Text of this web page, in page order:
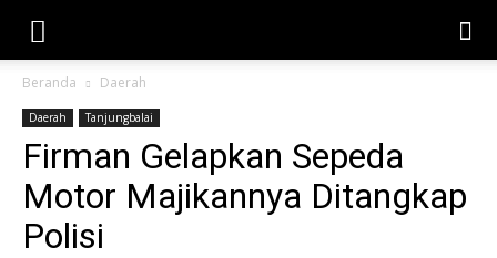
Beranda Daerah
Daerah Tanjungbalai
Firman Gelapkan Sepeda
Motor Majikannya Ditangkap
Polisi